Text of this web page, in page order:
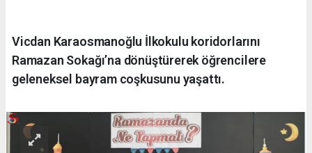
Vicdan Karaosmanoğlu İlkokulu koridorlarını
Ramazan Sokağı’na dönüştürerek öğrencilere
geleneksel bayram coşkusunu yaşattı.